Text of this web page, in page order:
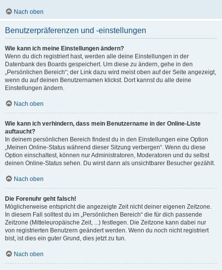
Nach oben
Benutzerpräferenzen und -einstellungen
Wie kann ich meine Einstellungen ändern?
Wenn du dich registriert hast, werden alle deine Einstellungen in der
Datenbank des Boards gespeichert. Um diese zu ändern, gehe in den
„Persönlichen Bereich“; der Link dazu wird meist oben auf der Seite angezeigt,
wenn du auf deinen Benutzernamen klickst. Dort kannst du alle deine
Einstellungen ändern.
Nach oben
Wie kann ich verhindern, dass mein Benutzername in der Online-Liste
auftaucht?
In deinem persönlichen Bereich findest du in den Einstellungen eine Option
„Meinen Online-Status während dieser Sitzung verbergen“. Wenn du diese
Option einschaltest, können nur Administratoren, Moderatoren und du selbst
deinen Online-Status sehen. Du wirst dann als unsichtbarer Besucher gezählt.
Nach oben
Die Forenuhr geht falsch!
Möglicherweise entspricht die angezeigte Zeit nicht deiner eigenen Zeitzone.
In diesem Fall solltest du im „Persönlichen Bereich“ die für dich passende
Zeitzone (Mitteleuropäische Zeit, ...) festlegen. Die Zeitzone kann dabei nur
von registrierten Benutzern geändert werden. Wenn du noch nicht registriert
bist, ist dies ein guter Grund, dies jetzt zu tun.
Nach oben